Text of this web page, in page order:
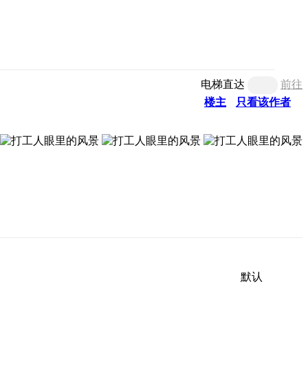
电梯直达
前往
楼主
只看该作者
默认